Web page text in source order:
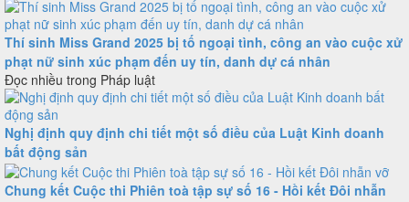
Thí sinh Miss Grand 2025 bị tố ngoại tình, công an vào cuộc xử
phạt nữ sinh xúc phạm đến uy tín, danh dự cá nhân
Đọc nhiều trong Pháp luật
Nghị định quy định chi tiết một số điều của Luật Kinh doanh
bất động sản
Chung kết Cuộc thi Phiên toà tập sự số 16 - Hồi kết Đôi nhẫn